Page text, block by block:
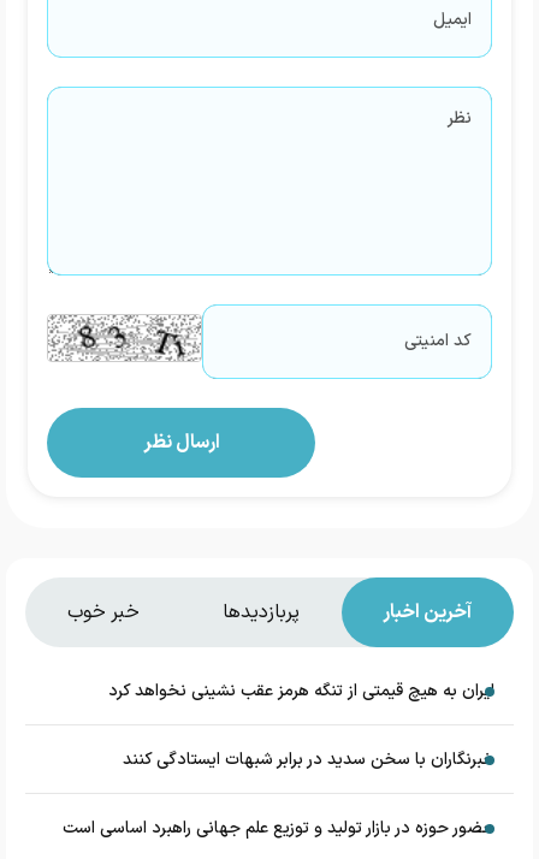
آخرین اخبار پربازدیدها خبر خوب
ایران به هیچ قیمتی از تنگه هرمز عقب نشینی نخواهد کرد
خبرنگاران با سخن سدید در برابر شبهات ایستادگی کنند
حضور حوزه در بازار تولید و توزیع علم جهانی راهبرد اساسی است